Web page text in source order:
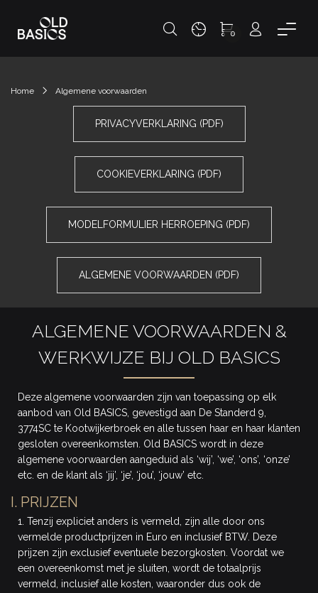
0
Home Algemene voorwaarden
ALGEMENE VOORWAARDEN &
WERKWIJZE BIJ OLD BASICS
Deze algemene voorwaarden zijn van toepassing op elk
aanbod van Old BASICS, gevestigd aan De Standerd 9,
3774SC te Kootwijkerbroek en alle tussen haar en haar klanten
gesloten overeenkomsten. Old BASICS wordt in deze
algemene voorwaarden aangeduid als ‘wij’, ‘we’, ‘ons’, ‘onze’
etc. en de klant als ‘jij’, ‘je’, ‘jou’, ‘jouw’ etc.
I. PRIJZEN
1. Tenzij expliciet anders is vermeld, zijn alle door ons
vermelde productprijzen in Euro en inclusief BTW. Deze
prijzen zijn exclusief eventuele bezorgkosten. Voordat we
een overeenkomst met je sluiten, wordt de totaalprijs
vermeld, inclusief alle kosten, waaronder dus ook de